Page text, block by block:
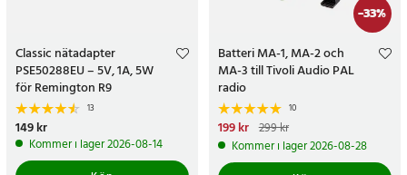
Classic nätadapter
PSE50288EU – 5V, 1A, 5W
för Remington R9
13
Pris:149 kr
149 kr
Kommer i lager 2026-08-14
-33%
Batteri MA-1, MA-2 och
MA-3 till Tivoli Audio PAL
radio
10
Nuvarande pris
pris:299 kr
199 kr 299 kr
Kommer i lager 2026-08-28